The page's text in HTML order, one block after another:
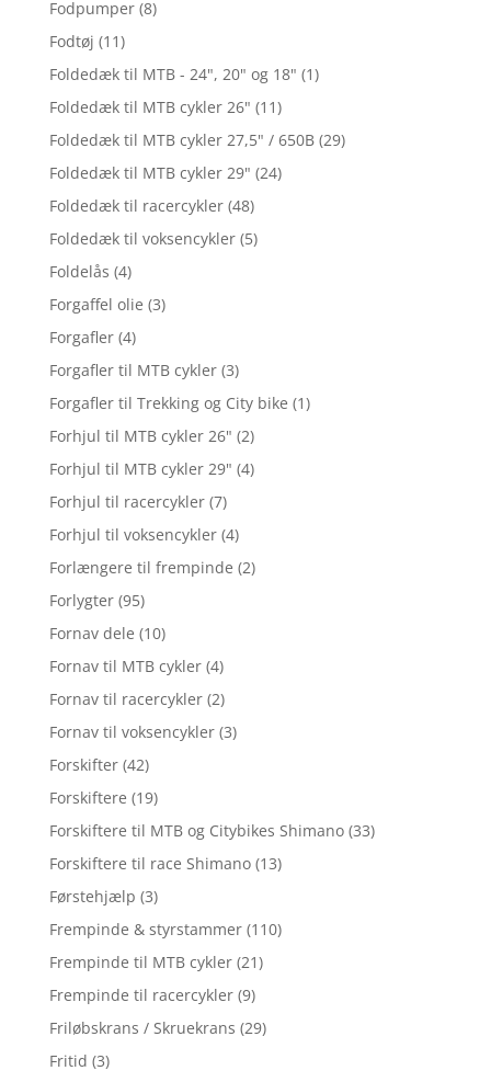
Fodpumper (8)
Fodtøj (11)
Foldedæk til MTB - 24", 20" og 18" (1)
Foldedæk til MTB cykler 26" (11)
Foldedæk til MTB cykler 27,5" / 650B (29)
Foldedæk til MTB cykler 29" (24)
Foldedæk til racercykler (48)
Foldedæk til voksencykler (5)
Foldelås (4)
Forgaffel olie (3)
Forgafler (4)
Forgafler til MTB cykler (3)
Forgafler til Trekking og City bike (1)
Forhjul til MTB cykler 26" (2)
Forhjul til MTB cykler 29" (4)
Forhjul til racercykler (7)
Forhjul til voksencykler (4)
Forlængere til frempinde (2)
Forlygter (95)
Fornav dele (10)
Fornav til MTB cykler (4)
Fornav til racercykler (2)
Fornav til voksencykler (3)
Forskifter (42)
Forskiftere (19)
Forskiftere til MTB og Citybikes Shimano (33)
Forskiftere til race Shimano (13)
Førstehjælp (3)
Frempinde & styrstammer (110)
Frempinde til MTB cykler (21)
Frempinde til racercykler (9)
Friløbskrans / Skruekrans (29)
Fritid (3)